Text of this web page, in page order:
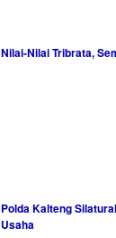
Nilai-Nilai Tribrata,
Polda Kalteng
Usaha